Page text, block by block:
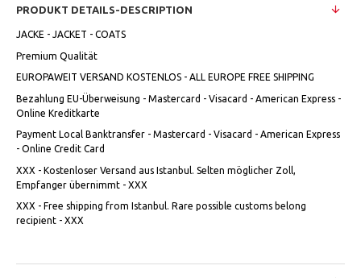
PRODUKT DETAILS-DESCRIPTION
JACKE - JACKET - COATS
Premium Qualität
EUROPAWEIT VERSAND KOSTENLOS - ALL EUROPE FREE SHIPPING
Bezahlung EU-Überweisung - Mastercard - Visacard - American Express -
Online Kreditkarte
Payment Local Banktransfer - Mastercard - Visacard - American Express
- Online Credit Card
XXX - Kostenloser Versand aus Istanbul. Selten möglicher Zoll,
Empfanger übernimmt - XXX
XXX - Free shipping from Istanbul. Rare possible customs belong
recipient - XXX